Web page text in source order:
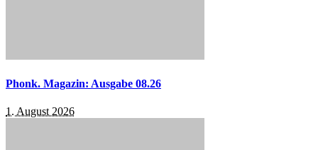
Phonk. Magazin: Ausgabe 08.26
1. August 2026